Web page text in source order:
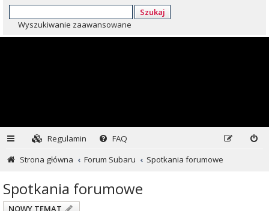
Szukaj
Wyszukiwanie zaawansowane
Regulamin
FAQ
Strona główna
Forum Subaru Spotkania forumowe
Spotkania forumowe
NOWY TEMAT